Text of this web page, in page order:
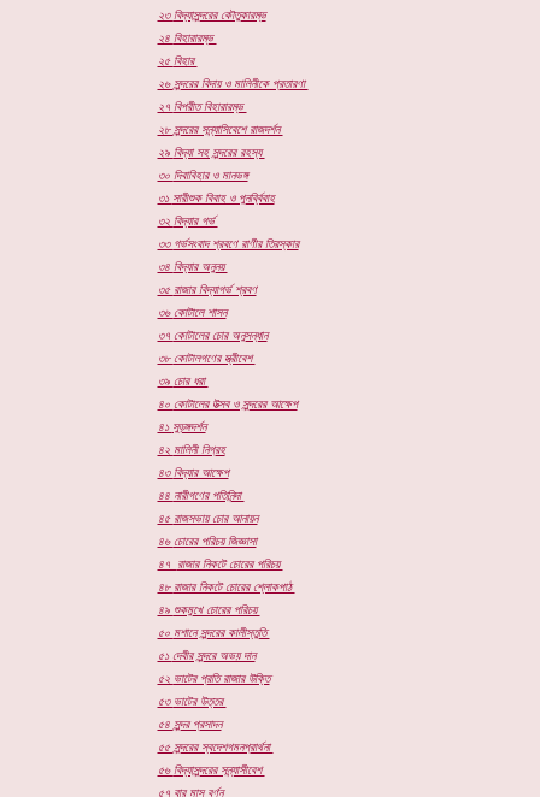
২৩ বিদ্যাসুন্দরের কৌতুকারম্ভ
২৪ বিহারারম্ভ
২৫ বিহার
২৬ সুন্দরের বিদায় ও মালিনীকে প্রতারণা
২৭ বিপরীত বিহারারম্ভ
২৮ সুন্দরের সন্ন্যাসিবেশে রাজদর্শন
২৯ বিদ্যা সহ সুন্দরের রহস্য
৩০ দিবাবিহার ও মানভঙ্গ
৩১ সারীশুক বিবাহ ও পুনর্ব্বিবাহ
৩২ বিদ্যার গর্ভ
৩৩ গর্ভসংবাদ শ্রবণে রাণীর তিরস্কার
৩৪ বিদ্যার অনুনয়
৩৫ রাজার বিদ্যাগর্ভ শ্রবণ
৩৬ কোটালে শাসন
৩৭ কোটালের চোর অনুসন্ধান
৩৮ কোটালগণের স্ত্রীবেশ
৩৯ চোর ধরা
৪০ কোটালের উত্সব ও সুন্দরের আক্ষেপ
৪১ সুড়ঙ্গদর্শন
৪২ মালিনী নিগ্রহ
৪৩ বিদ্যার আক্ষেপ
৪৪ নারীগণের পতিনিন্দা
৪৫ রাজসভায় চোর আনায়ন
৪৬ চোরের পরিচয় জিজ্ঞাসা
৪৭
রাজার নিকটে চোরের পরিচয়
৪৮ রাজার নিকটে চোরের শ্লোকপাঠ
৪৯ শুকমুখে চোরের পরিচয়
৫০ মশানে সুন্দরের কালীস্তুতি
৫১ দেবীর সুন্দরে অভয় দান
৫২ ভাটের প্রতি রাজার উক্তি
৫৩ ভাটের উত্তর
৫৪ সুন্দর প্রসাদন
৫৫ সুন্দরের স্বদেশগমনপ্রার্থনা
৫৬ বিদ্যাসুন্দরের সন্ন্যাসীবেশ
৫৭ বার মাস বর্ণন